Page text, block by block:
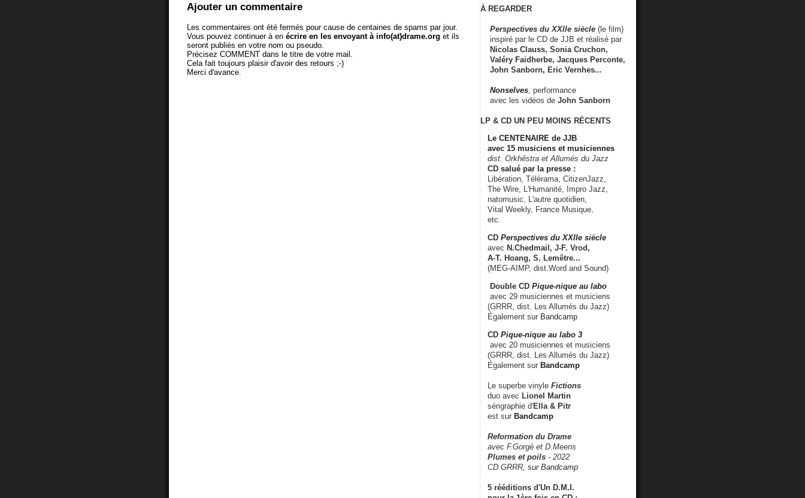
Ajouter un commentaire
Les commentaires ont été fermés pour cause de centaines de spams par jour.
Vous pouvez continuer à en écrire en les envoyant à info(at)drame.org et ils
seront publiés en votre nom ou pseudo.
Précisez COMMENT dans le titre de votre mail.
Cela fait toujours plaisir d'avoir des retours ;-)
Merci d'avance.
À REGARDER
Perspectives du XXIIe siècle (le film)
inspiré par le CD de JJB et réalisé par
Nicolas Clauss, Sonia Cruchon,
Valéry Faidherbe, Jacques Perconte,
John Sanborn, Eric Vernhes...
Nonselves , performance
avec les vidéos de John Sanborn
LP & CD UN PEU MOINS RÉCENTS
Le CENTENAIRE de JJB
avec 15 musiciens et musiciennes
dist. Orkhêstra et Allumés du Jazz
CD salué par la presse :
Libération, Télérama, CitizenJazz,
The Wire, L'Humanité, Impro Jazz,
natomusic, L'autre quotidien,
Vital Weekly, France Musique,
etc.
CD Perspectives du XXIIe siècle
avec N.Chedmail, J-F. Vrod,
A-T. Hoang, S. Lemêtre...
(MEG-AIMP, dist.Word and Sound)
Double CD Pique-nique au labo
avec 29 musiciennes et musiciens
(GRRR, dist. Les Allumés du Jazz)
Également sur Bandcamp
CD Pique-nique au labo 3
avec 20 musiciennes et musiciens
(GRRR, dist. Les Allumés du Jazz)
Également sur Bandcamp
Le superbe vinyle Fictions
duo avec Lionel Martin
sérigraphie d'Ella & Pitr
est sur Bandcamp
Reformation du Drame
avec F.Gorgé et D.Meens
Plumes et poils - 2022
CD GRRR, sur Bandcamp
5 rééditions d'Un D.M.I.